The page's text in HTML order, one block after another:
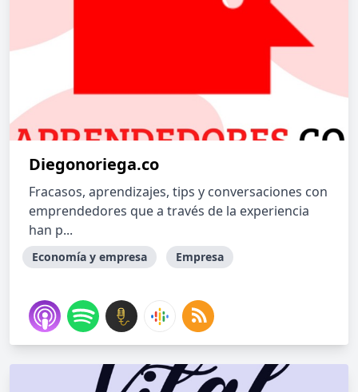
Diegonoriega.co
Fracasos, aprendizajes, tips y conversaciones con
emprendedores que a través de la experiencia
han p...
Economía y empresa Empresa